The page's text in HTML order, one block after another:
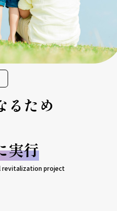
るため
実行
revitalization project